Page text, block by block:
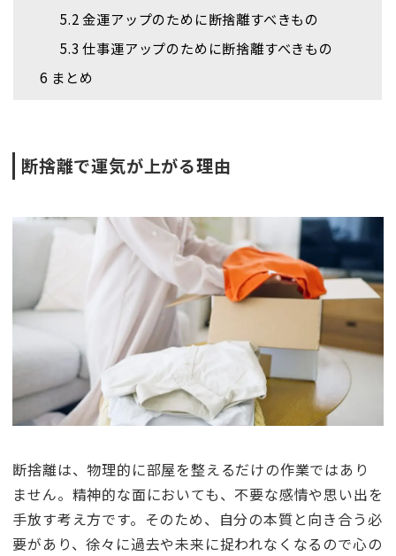
5.2金運アップのために断捨離すべきもの
5.3 仕事運アップのために断捨離すべきもの
6 まとめ
断捨離で運気が上がる理由
断捨離は、物理的に部屋を整えるだけの作業ではあり
ません。精神的な面においても、不要な感情や思い出を
手放す考え方です。そのため、自分の本質と向き合う必
要があり、徐々に過去や未来に捉われなくなるので心の